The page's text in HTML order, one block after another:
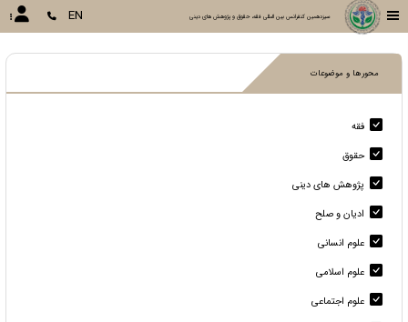
سیزدهمین کنفرانس بین المللی فقه، حقوق و پژوهش های دینی EN
محورها و موضوعات
فقه
حقوق
پژوهش های دینی
ادیان و صلح
علوم انسانی
علوم اسلامی
علوم اجتماعی